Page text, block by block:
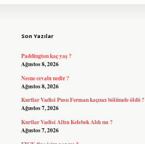
Son Yazılar
Paddington kaç yaş ?
Ağustos 8, 2026
Nesne cevabı nedir ?
Ağustos 8, 2026
Kurtlar Vadisi Pusu Ferman kaçıncı bölümde öldü ?
Ağustos 7, 2026
Kurtlar Vadisi Altın Kelebek Aldı mı ?
Ağustos 7, 2026